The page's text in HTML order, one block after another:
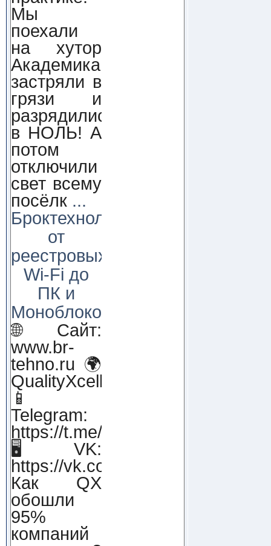
Мы
поехали
на хутор
Академика,
застряли в
грязи и
разрядились
в НОЛЬ! А
потом
отключили
свет всему
посёлк ...
Броктехнолоджи:
от
реестровых
Wi-Fi до
ПК и
Моноблоков!
🌐 Сайт:
www.br-
tehno.ru 🌍
QualityXcellence.ru
📱
Telegram:
https://t.me/qx_lab_IT
🖥 VK:
https://vk.com/qualityxcellenc
Как QX
обошли
95%
компаний